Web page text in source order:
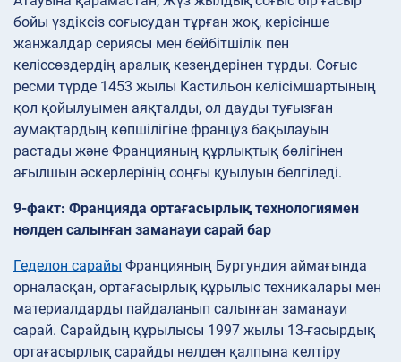
бойы үздіксіз соғысудан тұрған жоқ, керісінше
жанжалдар сериясы мен бейбітшілік пен
келіссөздердің аралық кезеңдерінен тұрды. Соғыс
ресми түрде 1453 жылы Кастильон келісімшартының
қол қойылуымен аяқталды, ол дауды туғызған
аумақтардың көпшілігіне француз бақылауын
растады және Францияның құрлықтық бөлігінен
ағылшын әскерлерінің соңғы қуылуын белгіледі.
9-факт: Францияда ортағасырлық технологиямен
нөлден салынған заманауи сарай бар
Геделон сарайы Францияның Бургундия аймағында
орналасқан, ортағасырлық құрылыс техникалары мен
материалдарды пайдаланып салынған заманауи
сарай. Сарайдың құрылысы 1997 жылы 13-ғасырдық
ортағасырлық сарайды нөлден қалпына келтіру